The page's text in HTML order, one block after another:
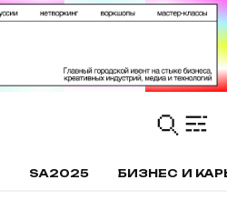
SA2025 БИЗНЕС И